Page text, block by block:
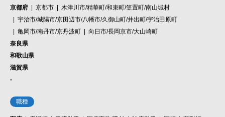
京都府
京都市
木津川市/精華町/和束町/笠置町/南山城村
宇治市/城陽市/京田辺市/八幡市/久御山町/井出町/宇治田原町
亀岡市/南丹市/京丹波町
向日市/長岡京市/大山崎町
奈良県
和歌山県
滋賀県
-
職種